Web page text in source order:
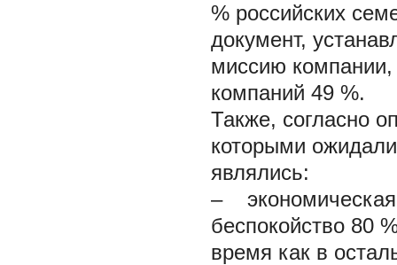
% российских
документ,
миссию компании,
компаний 49 %.
Также, согласно
которыми
являлись:
– экономическая
беспокойство 80
время как в